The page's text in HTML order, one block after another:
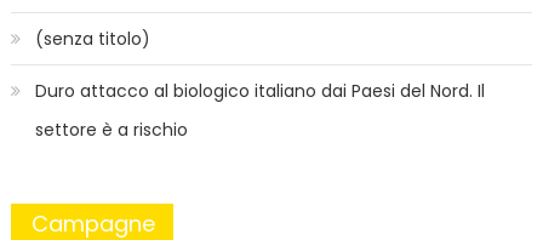
(senza titolo)
Duro attacco al biologico italiano dai Paesi del Nord. Il
settore è a rischio
Campagne